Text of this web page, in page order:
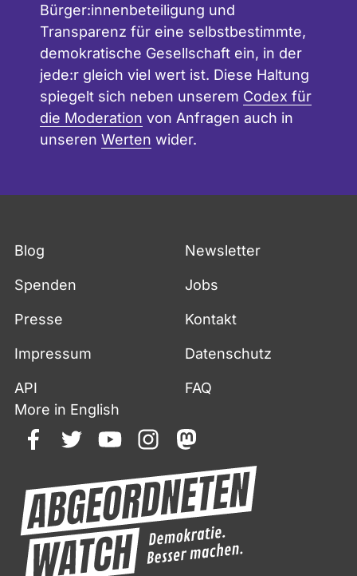
Bürger:innenbeteiligung und
Transparenz für eine selbstbestimmte,
demokratische Gesellschaft ein, in der
jede:r gleich viel wert ist. Diese Haltung
spiegelt sich neben unserem Codex für
die Moderation von Anfragen auch in
unseren Werten wider.
Blog Newsletter
Spenden Jobs
Presse Kontakt
Impressum Datenschutz
API
FAQ
More in English
facebooktwitteryoutubeinstagrammastodon